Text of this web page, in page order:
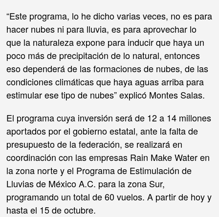
“Este programa, lo he dicho varias veces, no es para
hacer nubes ni para lluvia, es para aprovechar lo
que la naturaleza expone para inducir que haya un
poco más de precipitación de lo natural, entonces
eso dependerá de las formaciones de nubes, de las
condiciones climáticas que haya aguas arriba para
estimular ese tipo de nubes” explicó Montes Salas.
El programa cuya inversión será de 12 a 14 millones
aportados por el gobierno estatal, ante la falta de
presupuesto de la federación, se realizará en
coordinación con las empresas Rain Make Water en
la zona norte y el Programa de Estimulación de
Lluvias de México A.C. para la zona Sur,
programando un total de 60 vuelos. A partir de hoy y
hasta el 15 de octubre.